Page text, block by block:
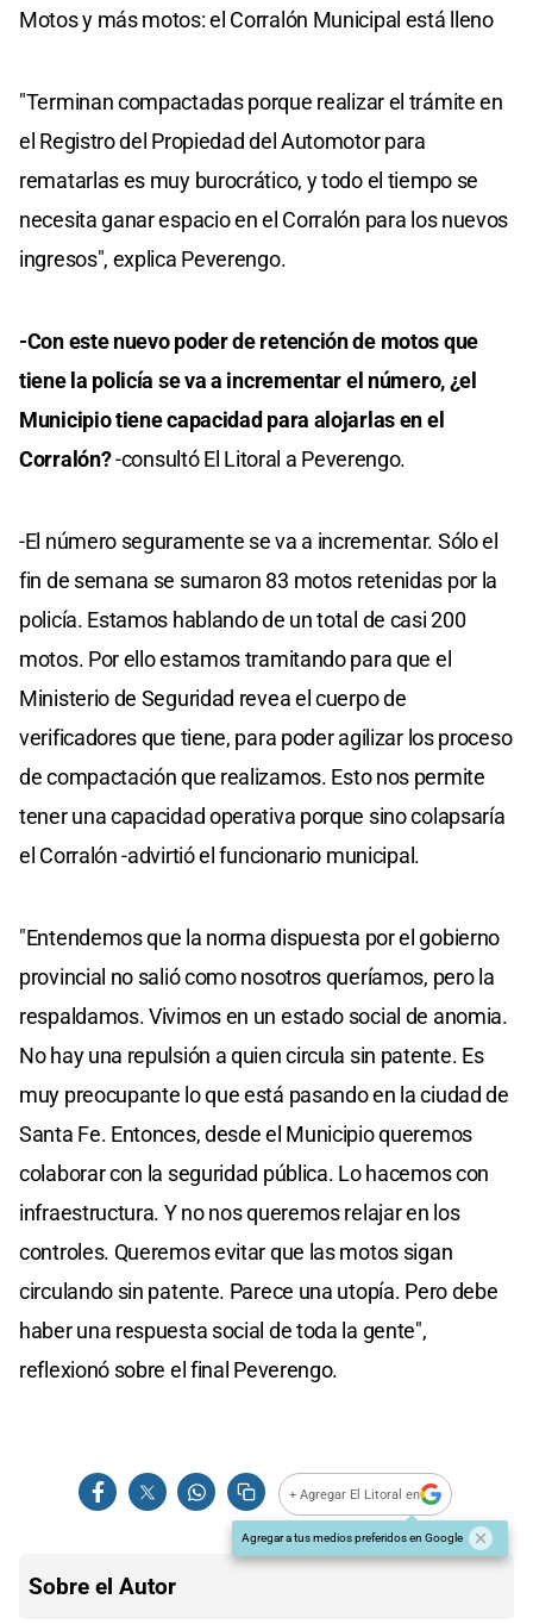
Motos y más motos: el Corralón Municipal está lleno
"Terminan compactadas porque realizar el trámite en
el Registro del Propiedad del Automotor para
rematarlas es muy burocrático, y todo el tiempo se
necesita ganar espacio en el Corralón para los nuevos
ingresos", explica Peverengo.
-Con este nuevo poder de retención de motos que
tiene la policía se va a incrementar el número, ¿el
Municipio tiene capacidad para alojarlas en el
Corralón?-consultó El Litoral a Peverengo.
-El número seguramente se va a incrementar. Sólo el
fin de semana se sumaron 83 motos retenidas por la
policía. Estamos hablando de un total de casi 200
motos. Por ello estamos tramitando para que el
Ministerio de Seguridad revea el cuerpo de
verificadores que tiene, para poder agilizar los proceso
de compactación que realizamos. Esto nos permite
tener una capacidad operativa porque sino colapsaría
el Corralón -advirtió el funcionario municipal.
"Entendemos que la norma dispuesta por el gobierno
provincial no salió como nosotros queríamos, pero la
respaldamos. Vivimos en un estado social de anomia.
No hay una repulsión a quien circula sin patente. Es
muy preocupante lo que está pasando en la ciudad de
Santa Fe. Entonces, desde el Municipio queremos
colaborar con la seguridad pública. Lo hacemos con
infraestructura. Y no nos queremos relajar en los
controles. Queremos evitar que las motos sigan
circulando sin patente. Parece una utopía. Pero debe
haber una respuesta social de toda la gente",
reflexionó sobre el final Peverengo.
+ Agregar El Litoral en
Agregar a tus medios preferidos en Google
Sobre el Autor